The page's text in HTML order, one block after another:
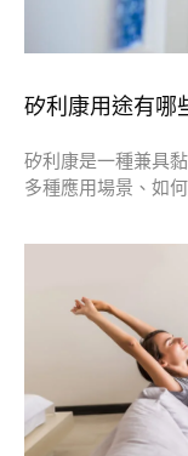
矽利康用途有哪
矽利康是一種兼具
多種應用場景、如